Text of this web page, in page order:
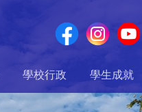
學校行政 學生成就